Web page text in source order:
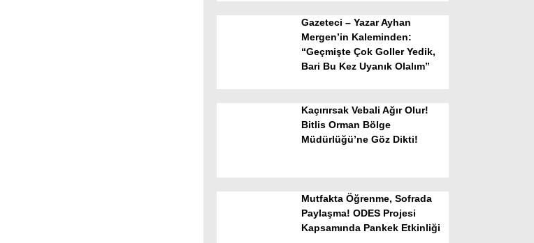
Facebook
Gazeteci – Yazar Ayhan
Mergen’in Kaleminden:
“Geçmişte Çok Goller Yedik,
Bari Bu Kez Uyanık Olalım”
Kaçırırsak Vebali Ağır Olur!
Bitlis Orman Bölge
Müdürlüğü’ne Göz Dikti!
Mutfakta Öğrenme, Sofrada
Paylaşma! ODES Projesi
Kapsamında Pankek Etkinliği